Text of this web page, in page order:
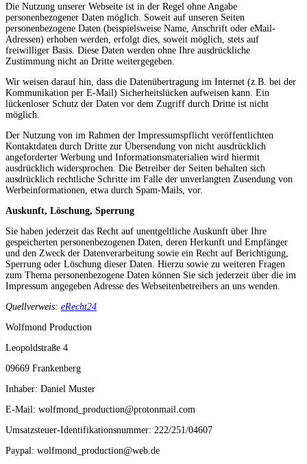
Die Nutzung unserer Webseite ist in der Regel ohne Angabe
personenbezogener Daten möglich. Soweit auf unseren Seiten
personenbezogene Daten (beispielsweise Name, Anschrift oder eMail-
Adressen) erhoben werden, erfolgt dies, soweit möglich, stets auf
freiwilliger Basis. Diese Daten werden ohne Ihre ausdrückliche
Zustimmung nicht an Dritte weitergegeben.
Wir weisen darauf hin, dass die Datenübertragung im Internet (z.B. bei der
Kommunikation per E-Mail) Sicherheitslücken aufweisen kann. Ein
lückenloser Schutz der Daten vor dem Zugriff durch Dritte ist nicht
möglich.
Der Nutzung von im Rahmen der Impressumspflicht veröffentlichten
Kontaktdaten durch Dritte zur Übersendung von nicht ausdrücklich
angeforderter Werbung und Informationsmaterialien wird hiermit
ausdrücklich widersprochen. Die Betreiber der Seiten behalten sich
ausdrücklich rechtliche Schritte im Falle der unverlangten Zusendung von
Werbeinformationen, etwa durch Spam-Mails, vor.
Auskunft, Löschung, Sperrung
Sie haben jederzeit das Recht auf unentgeltliche Auskunft über Ihre
gespeicherten personenbezogenen Daten, deren Herkunft und Empfänger
und den Zweck der Datenverarbeitung sowie ein Recht auf Berichtigung,
Sperrung oder Löschung dieser Daten. Hierzu sowie zu weiteren Fragen
zum Thema personenbezogene Daten können Sie sich jederzeit über die im
Impressum angegeben Adresse des Webseitenbetreibers an uns wenden.
Quellverweis: eRecht24
Wolfmond Production
Leopoldstraße 4
09669 Frankenberg
Inhaber: Daniel Muster
E-Mail: wolfmond_production@protonmail.com
Umsatzsteuer-Identifikationsnummer: 222/251/04607
Paypal: wolfmond_production@web.de